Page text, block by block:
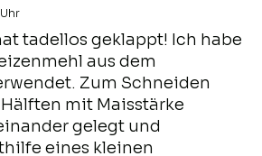
tadellos geklappt! Ich habe
aus dem
Zum Schneiden
mit Maisstärke
gelegt und
eines kleinen